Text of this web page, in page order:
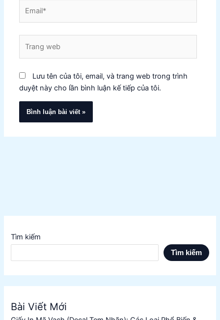
web
Lưu tên của tôi, email, và trang web trong trình
duyệt này cho lần bình luận kế tiếp của tôi.
Tìm kiếm
Tìm kiếm
Bài Viết Mới